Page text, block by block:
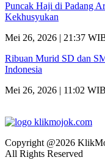
Puncak Haji di Padang
Kekhusyukan
Mei 26, 2026 | 21:37
Ribuan Murid SD dan
Indonesia
Mei 26, 2026 | 11:02 WIB
Copyright @2026
All Rights Reserved